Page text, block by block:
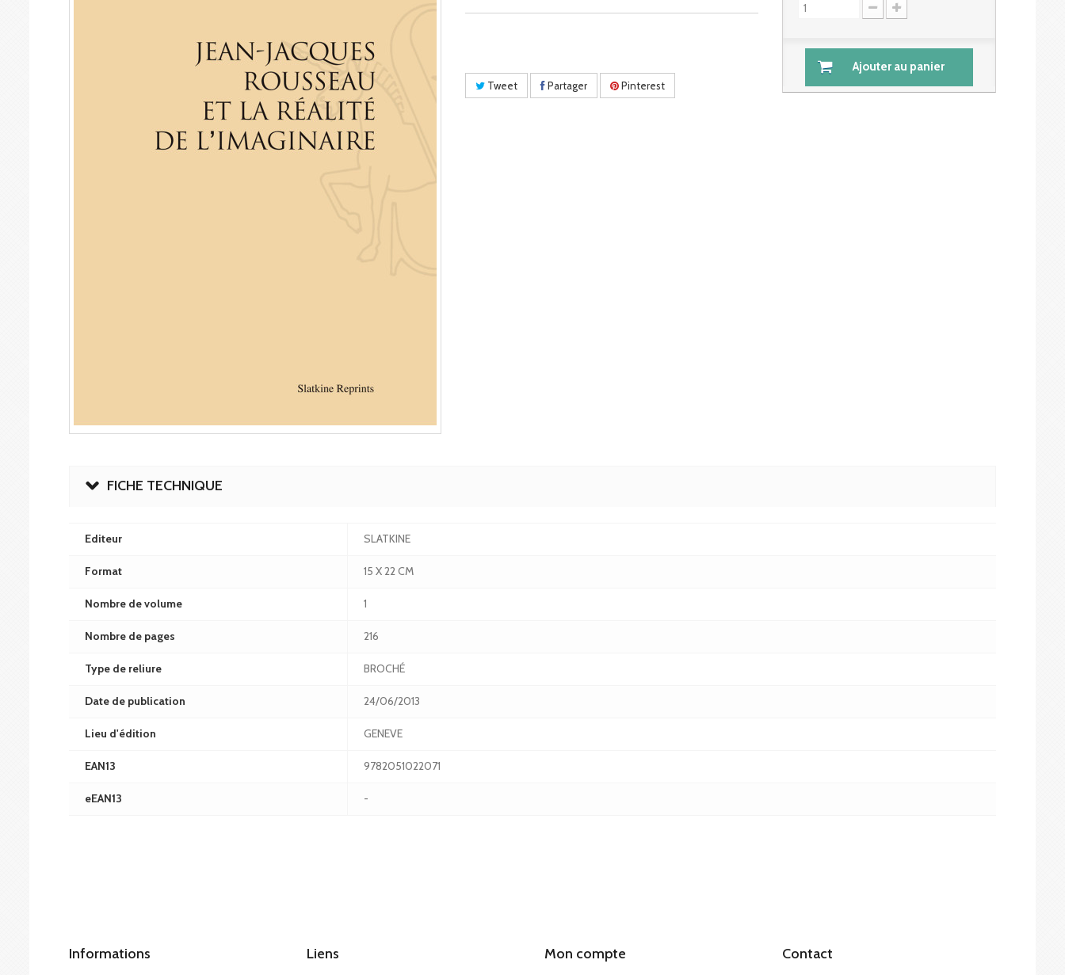
Tweet Partager Pinterest
Ajouter au panier
FICHE TECHNIQUE
Editeur SLATKINE
Format 15 X 22 CM
Nombre de volume 1
Nombre de pages 216
Type de reliure BROCHÉ
Date de publication 24/06/2013
Lieu d'édition GENEVE
EAN13 9782051022071
eEAN13 -
Informations Liens Mon compte Contact